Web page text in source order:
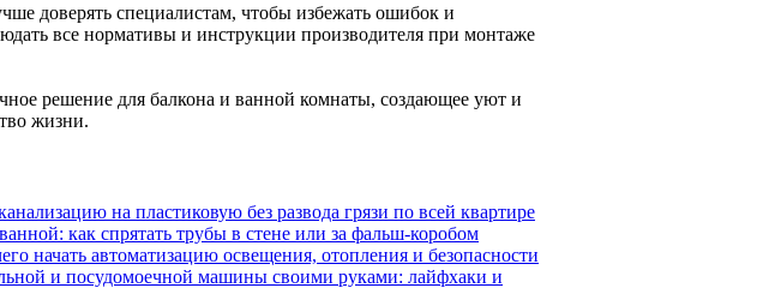
доверять специалистам, чтобы избежать ошибок и
все нормативы и инструкции производителя при монтаже
решение для балкона и ванной комнаты, создающее уют и
жизни.
на пластиковую без развода грязи по всей квартире
как спрятать трубы в стене или за фальш-коробом
начать автоматизацию освещения, отопления и безопасности
и посудомоечной машины своими руками: лайфхаки и